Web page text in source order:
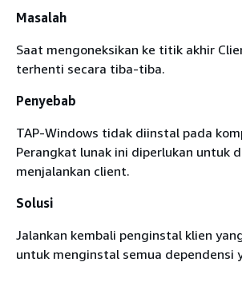
Masalah
Saat mengoneksikan ke titik akhir
terhenti secara tiba-tiba.
Penyebab
TAP-Windows tidak diinstal pada
Perangkat lunak ini diperlukan untuk
menjalankan client.
Solusi
Jalankan kembali penginstal klien
untuk menginstal semua dependensi